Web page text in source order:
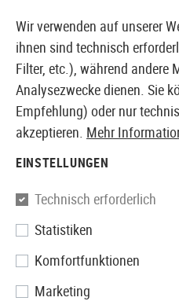
EUROPÄISCHER
Prometheus
Hard Reversal
II / III
Wir verwenden auf unserer
ihnen sind technisch
Filter, etc.), während andere
Analysezwecke dienen. Sie
Empfehlung) oder nur
akzeptieren. Mehr
EINSTELLUNGEN
Technisch erforderlich
Statistiken
Komfortfunktionen
Marketing